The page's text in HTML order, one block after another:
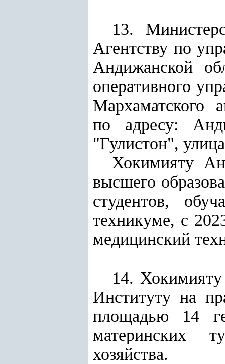
13.
Агентству по
Андижанской
оперативного
Мархаматского
по адресу:
"Гулистон",
Хокимияту
высшего
студентов,
техникуме, с
медицинский
14.
Институту на
площадью 14
материнских
хозяйства.